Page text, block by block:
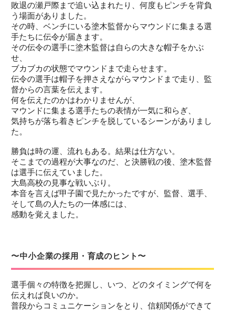
敗退の瀬戸際まで追い込まれたり、何度もピンチを背負
う場面がありました。
その時、ベンチにいる塗木監督からマウンドに集まる選
手たちに伝令が届きます。
その伝令の選手に塗木監督は自らの大きな帽子をかぶ
せ、
ブカブカの状態でマウンドまで走らせます。
伝令の選手は帽子を押さえながらマウンドまで走り、監
督からの言葉を伝えます。
何を伝えたのかはわかりませんが、
マウンドに集まる選手たちの表情が一気に和らぎ、
気持ちが落ち着きピンチを脱しているシーンがありまし
た。
勝負は時の運、流れもある。結果は仕方ない。
そこまでの過程が大事なのだ、と決勝戦の後、塗木監督
は選手に伝えていました。
大島高校の見事な戦いぶり。
本音を言えば甲子園で見たかったですが、監督、選手、
そして島の人たちの一体感には、
感動を覚えました。
〜中小企業の採用・育成のヒント〜
選手個々の特徴を把握し、いつ、どのタイミングで何を
伝えれば良いのか。
普段からコミュニケーションをとり、信頼関係ができて